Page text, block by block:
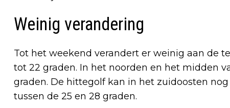
Weinig verandering
Tot het weekend verandert er weinig aan de
tot 22 graden. In het noorden en het midden
graden. De hittegolf kan in het zuidoosten
tussen de 25 en 28 graden.